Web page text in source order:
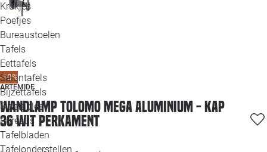
Krukjes
Poefjes
Bureaustoelen
Tafels
Eettafels
Salontafels
Bijzettafels
Sidetables
Bureaus
Tafelbladen
Tafelonderstellen
-10%
ARTEMIDE
Wandlamp Tolomo Mega aluminium - kap
36 wit perkament